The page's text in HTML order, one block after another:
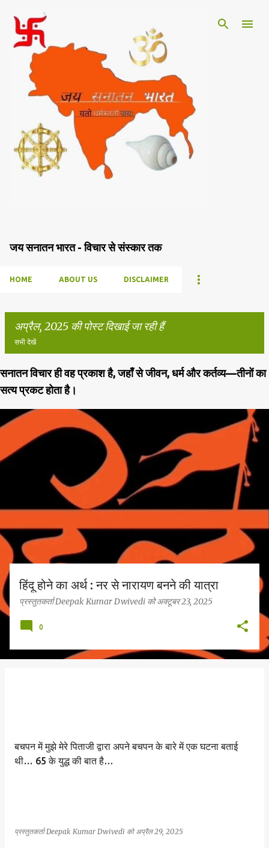
जय सनातन भारत - विचार से संस्कार तक
HOME ABOUT US DISCLAIMER
अप्रैल, 2025 की पोस्ट दिखाई जा रही हैं
सभी देखें
सं
श
सनातन विचार ही वह प्रकाश है, जहाँ से जीवन, धर्म और कर्तव्य—तीनों का
सत्य प्रकट होता है।
हिंदू होने का अर्थ : नर से नारायण बनने की यात्रा
प्रस्तुतकर्ताDeepak Kumar Dwivedi कोअक्टूबर 23, 2025
0
बचपन में मुझे मेरे पिताजी द्वारा अपने बचपन के बारे में एक घटना बताई
थी… 65 के युद्ध की बात है…
प्रस्तुतकर्ताDeepak Kumar Dwivedi कोअप्रैल 29, 2025